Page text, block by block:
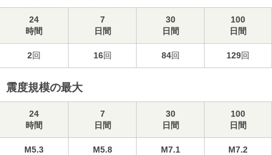
24
時間
7
日間
30
日間
100
日間
2回 16回 84回 129回
震度規模の最大
24
時間
7
日間
30
日間
100
日間
M5.3
M5.8
M7.1
M7.2